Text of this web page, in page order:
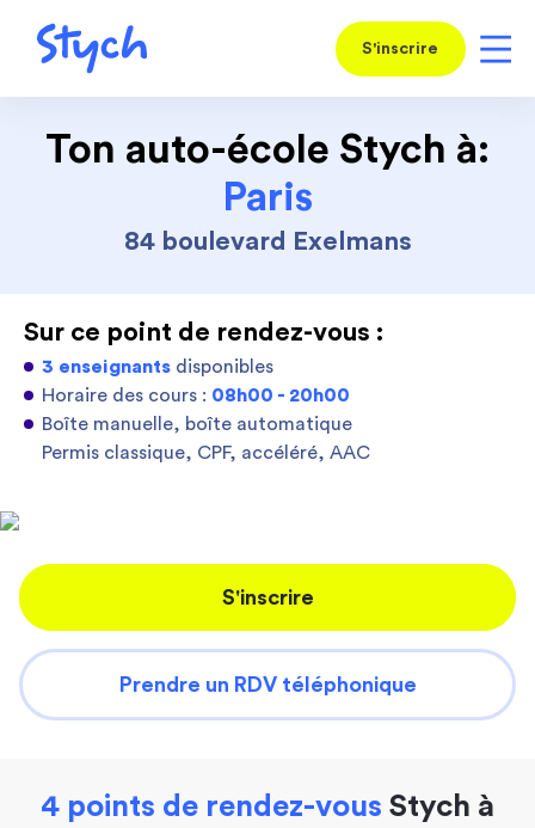
S'inscrire
Ton auto-école Stych à:
Paris
84 boulevard Exelmans
Sur ce point de rendez-vous :
3 enseignants disponibles
Horaire des cours : 08h00 - 20h00
Boîte manuelle, boîte automatique
Permis classique, CPF, accéléré, AAC
S'inscrire
Prendre un RDV téléphonique
4 points de rendez-vous Stych à